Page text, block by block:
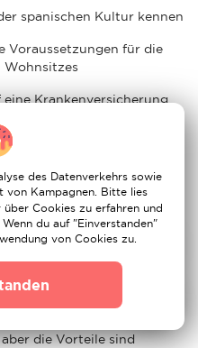
spanischen Kultur kennen
Voraussetzungen für die
Wohnsitzes
Krankenversicherung
in Gijón Ihre Papiere
Krankenversicherung
gute Idee?
die Vorteile sind
des Datenverkehrs sowie
von Kampagnen. Bitte lies
über Cookies zu erfahren und
du auf "Einverstanden"
von Cookies zu.